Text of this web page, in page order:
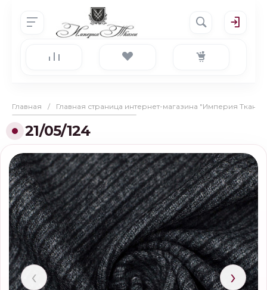
Главная / Главная страница интернет-магазина "Империя Ткани"
21/05/124
‹ ›